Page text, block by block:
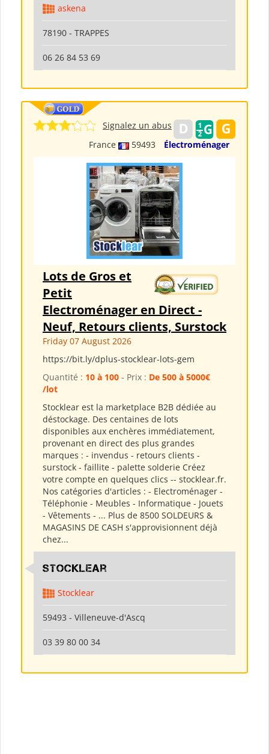
askena
78190 - TRAPPES
06 26 84 53 69
France 59493 Électroménager
Signalez un abus
Lots de Gros et
Petit
Electroménager en Direct -
Neuf, Retours clients, Surstock
Friday 07 August 2026
https://bit.ly/dplus-stocklear-lots-gem
Quantité : 10 à 100 - Prix : De 500 à 5000€
/lot
Stocklear est la marketplace B2B dédiée au
déstockage. Des centaines de lots
disponibles aux enchères immédiatement,
provenant en direct des plus grandes
marques : - invendus - retours clients -
surstock - faillite - palette solderie Créez
votre compte en quelques clics -- stocklear.fr.
Nos catégories d'articles : - Electroménager -
Téléphonie - Meubles - Informatique - Jouets
- Vêtements - ... Plus de 8500 SOLDEURS &
MAGASINS DE CASH s'approvisionnent déjà
chez...
Stocklear
Stocklear
59493 - Villeneuve-d'Ascq
03 39 80 00 34